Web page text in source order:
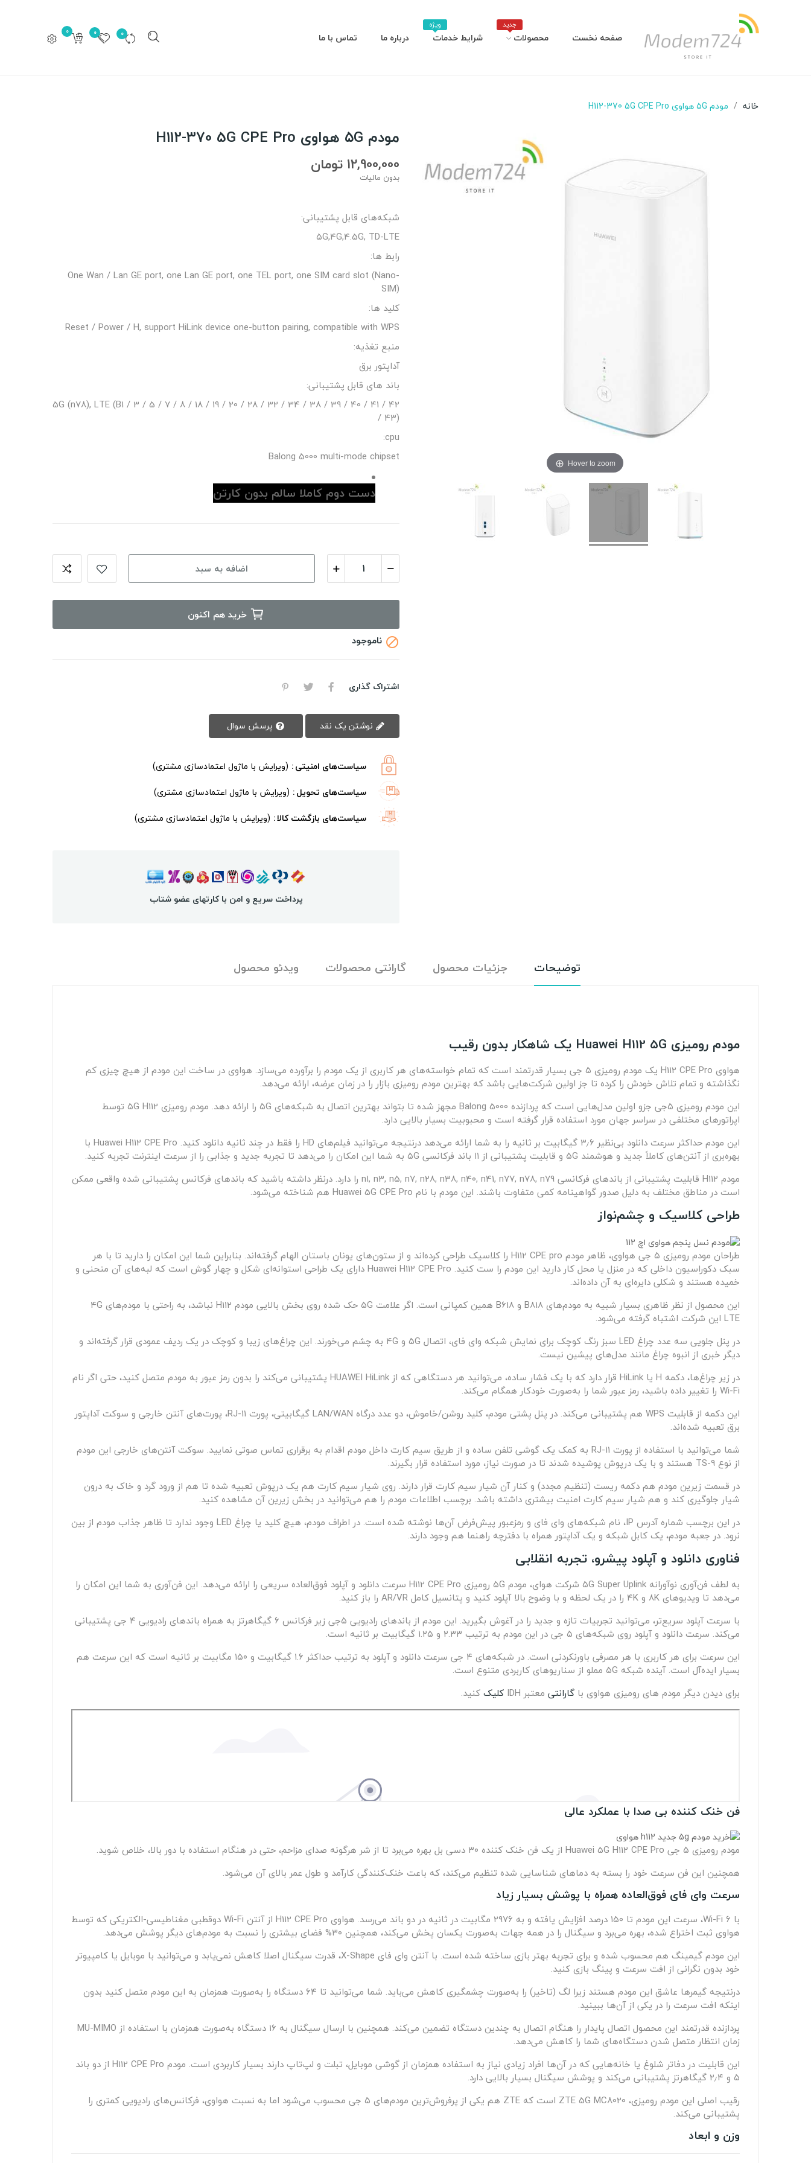
صفحه نخست محصولات
جدید
شرایط خدمات
ویژه
درباره ما تماس با ما 0
0
0
خانه مودم ۵G هواوی H112-370 5G CPE Pro
Hover to zoom
مودم ۵G هواوی H112-370 5G CPE Pro
12,900,000 تومان
بدون مالیات
شبکه‌های قابل پشتیبانی:
۵G,4G,4.5G, TD-LTE
رابط ها:
One Wan / Lan GE port, one Lan GE port, one TEL port, one SIM card slot (Nano-
SIM)
کلید ها:
Reset / Power / H, support HiLink device one-button pairing, compatible with WPS
منبع تغذیه:
آداپتور برق
باند های قابل پشتیبانی:
5G (n78), LTE (B1 / 3 / 5 / 7 / 8 / 18 / 19 / 20 / 28 / 32 / 34 / 38 / 39 / 40 / 41 / 42
/ 43)
cpu:
Balong 5000 multi-mode chipset
دست دوم کاملا سالم بدون کارتن
اضافه به سبد
خرید هم اکنون
 ناموجود
اشتراک گذاری
سیاست‌های امنیتی (ویرایش با ماژول اعتمادسازی مشتری)
سیاست‌های تحویل (ویرایش با ماژول اعتمادسازی مشتری)
سیاست‌های بازگشت کالا (ویرایش با ماژول اعتمادسازی مشتری)
پرداخت سریع و امن با کارتهای عضو شتاب
توضیحات جزئیات محصول گارانتی محصولات ویدئو محصول
مودم رومیزی Huawei H112 5G یک شاهکار بدون رقیب
هواوی H112 CPE Pro یک مودم رومیزی ۵ جی بسیار قدرتمند است که تمام خواسته‌های هر کاربری از یک مودم را برآورده می‌سازد. هواوی در ساخت این مودم از هیچ چیزی کم
نگذاشته و تمام تلاش خودش را کرده تا جز اولین شرکت‌هایی باشد که بهترین مودم رومیزی بازار را در زمان عرضه، ارائه می‌دهد.
این مودم رومیزی ۵جی جزو اولین مدل‌هایی است که پردازنده Balong 5000 مجهز شده تا بتواند بهترین اتصال به شبکه‌های ۵G را ارائه دهد. مودم رومیزی ۵G H112 توسط
اپراتورهای مختلفی در سراسر جهان مورد استفاده قرار گرفته است و محبوبیت بسیار بالایی دارد.
این مودم حداکثر سرعت دانلود بی‌نظیر ۳٫۶ گیگابیت بر ثانیه را به شما ارائه می‌دهد درنتیجه می‌توانید فیلم‌های HD را فقط در چند ثانیه دانلود کنید. Huawei H112 CPE Pro با
بهره‌بری از آنتن‌های کاملاً جدید و هوشمند ۵G و قابلیت پشتیبانی از ۱۱ باند فرکانسی ۵G به شما این امکان را می‌دهد تا تجربه جدید و جذابی را از سرعت اینترنت تجربه کنید.
مودم H112 قابلیت پشتیبانی از باندهای فرکانسی n1, n3, n5, n7, n28, n38, n40, n41, n77, n78, n79 را دارد. درنظر داشته باشید که باندهای فرکانس پشتیبانی شده واقعی ممکن
است در مناطق مختلف به دلیل صدور گواهینامه کمی متفاوت باشند. این مودم با نام Huawei 5G CPE Pro هم شناخته می‌شود.
طراحی کلاسیک و چشم‌نواز
طراحان مودم رومیزی ۵ جی هواوی، ظاهر مودم H112 CPE pro را کلاسیک طراحی کرده‌اند و از ستون‌های یونان باستان الهام گرفته‌اند. بنابراین شما این امکان را دارید تا با هر
سبک دکوراسیون داخلی که در منزل یا محل کار دارید این مودم را ست کنید. Huawei H112 CPE Pro دارای یک طراحی استوانه‌ای شکل و چهار گوش است که لبه‌های آن منحنی و
خمیده هستند و شکلی دایره‌ای به آن داده‌اند.
این محصول از نظر ظاهری بسیار شبیه به مودم‌های B818 و B618 همین کمپانی است. اگر علامت ۵G حک شده روی بخش بالایی مودم H112 نباشد، به راحتی با مودم‌های ۴G
LTE این شرکت اشتباه گرفته می‌شود.
در پنل جلویی سه عدد چراغ LED سبز رنگ کوچک برای نمایش شبکه وای فای، اتصال ۵G و ۴G به چشم می‌خورند. این چراغ‌های زیبا و کوچک در یک ردیف عمودی قرار گرفته‌اند و
دیگر خبری از انبوه چراغ مانند مدل‌های پیشین نیست.
در زیر چراغ‌ها، دکمه H یا HiLink قرار دارد که با یک فشار ساده، می‌توانید هر دستگاهی که از HUAWEI HiLink پشتیبانی می‌کند را بدون رمز عبور به مودم متصل کنید، حتی اگر نام
Wi-Fi را تغییر داده باشید، رمز عبور شما را به‌صورت خودکار همگام می‌کند.
این دکمه از قابلیت WPS هم پشتیبانی می‌کند. در پنل پشتی مودم، کلید روشن/خاموش، دو عدد درگاه LAN/WAN گیگابیتی، پورت RJ-11، پورت‌های آنتن خارجی و سوکت آداپتور
برق تعبیه شده‌اند.
شما می‌توانید با استفاده از پورت RJ-11 به کمک یک گوشی تلفن ساده و از طریق سیم کارت داخل مودم اقدام به برقراری تماس صوتی نمایید. سوکت آنتن‌های خارجی این مودم
از نوع TS-9 هستند و با یک درپوش پوشیده شدند تا در صورت نیاز، مورد استفاده قرار بگیرند.
در قسمت زیرین مودم هم دکمه ریست (تنظیم مجدد) و کنار آن شیار سیم کارت قرار دارند. روی شیار سیم کارت هم یک درپوش تعبیه شده تا هم از ورود گرد و خاک به درون
شیار جلوگیری کند و هم شیار سیم کارت امنیت بیشتری داشته باشد. برچسب اطلاعات مودم را هم می‌توانید در بخش زیرین آن مشاهده کنید.
در این برچسب شماره آدرس IP، نام شبکه‌های وای فای و رمزعبور پیش‌فرض آن‌ها نوشته شده است. در اطراف مودم، هیچ کلید یا چراغ LED وجود ندارد تا ظاهر جذاب مودم از بین
نرود. در جعبه مودم، یک کابل شبکه و یک آداپتور همراه با دفترچه راهنما هم وجود دارند.
فناوری دانلود و آپلود پیشرو، تجربه انقلابی
به لطف فن‌آوری نوآورانه ۵G Super Uplink شرکت هوای، مودم ۵G رومیزی H112 CPE Pro سرعت دانلود و آپلود فوق‌العاده سریعی را ارائه می‌دهد. این فن‌آوری به شما این امکان را
می‌دهد تا ویدیوهای ۸K و ۴K را در یک لحظه و با وضوح بالا آپلود کنید و پتانسیل کامل AR/VR را باز کنید.
با سرعت آپلود سریع‌تر، می‌توانید تجربیات تازه و جدید را در آغوش بگیرید. این مودم از باندهای رادیویی ۵جی زیر فرکانس ۶ گیگاهرتز به همراه باندهای رادیویی ۴ جی پشتیبانی
می‌کند. سرعت دانلود و آپلود روی شبکه‌های ۵ جی در این مودم به ترتیب ۲.۳۳ و ۱.۲۵ گیگابیت بر ثانیه است.
این سرعت برای هر کاربری با هر مصرفی باورنکردنی است. در شبکه‌های ۴ جی سرعت دانلود و آپلود به ترتیب حداکثر ۱.۶ گیگابیت و ۱۵۰ مگابیت بر ثانیه است که این سرعت هم
بسیار ایده‌آل است. آینده شبکه ۵G مملو از سناریوهای کاربردی متنوع است.
برای دیدن دیگر مودم های رومیزی هواوی با گارانتی معتبر IDH کلیککنید.
فن خنک کننده بی صدا با عملکرد عالی
مودم رومیزی ۵ جی Huawei 5G H112 CPE Pro از یک فن خنک کننده ۳۰ دسی بل بهره می‌برد تا از شر هرگونه صدای مزاحم، حتی در هنگام استفاده با دور بالا، خلاص شوید.
همچنین این فن سرعت خود را بسته به دماهای شناسایی شده تنظیم می‌کند، که باعت خنک‌کنندگی کارآمد و طول عمر بالای آن می‌شود.
سرعت وای فای فوق‌العاده همراه با پوشش بسیار زیاد
با Wi-Fi 6، سرعت این مودم تا ۱۵۰ درصد افزایش یافته و به ۲۹۷۶ مگابیت در ثانیه در دو باند می‌رسد. هواوی H112 CPE Pro از آنتن Wi-Fi دوقطبی مغناطیسی-الکتریکی که توسط
هواوی ثبت اختراع شده، بهره می‌برد و سیگنال را در همه جهات به‌صورت یکسان پخش می‌کند، همچنین ۳۰% فضای بیشتری را نسبت به مودم‌های دیگر پوشش می‌دهد.
این مودم گیمینگ هم محسوب شده و برای تجربه بهتر بازی ساخته شده است. با آنتن وای فای X-Shape، قدرت سیگنال اصلا کاهش نمی‌یابد و می‌توانید با موبایل یا کامپیوتر
خود بدون نگرانی از افت سرعت و پینگ بازی کنید.
درنتیجه گیمرها عاشق این مودم هستند زیرا لگ (تاخیر) را به‌صورت چشمگیری کاهش می‌باید. شما می‌توانید تا ۶۴ دستگاه را به‌صورت همزمان به این مودم متصل کنید بدون
اینکه افت سرعت را در یکی از آن‌ها ببینید.
پردازنده قدرتمند این محصول اتصال پایدار را هنگام اتصال به چندین دستگاه تضمین می‌کند. همچنین با ارسال سیگنال به ۱۶ دستگاه به‌صورت همزمان با استفاده از MU-MIMO
زمان انتظار متصل شدن دستگاه‌های شما را کاهش می‌دهد.
این قابلیت در دفاتر شلوغ یا خانه‌هایی که در آن‌ها افراد زیادی نیاز به استفاده همزمان از گوشی موبایل، تبلت و لپ‌تاپ دارند بسیار کاربردی است. مودم H112 CPE Pro از دو باند
۵ و ۲٫۴ گیگاهرتز پشتیبانی می‌کند و پوشش سیگنال بسیار بالایی دارد.
رقیب اصلی این مودم رومیزی، ZTE 5G MC8020 است که ZTE هم یکی از پرفروش‌ترین مودم‌های ۵ جی محسوب می‌شود اما به نسبت هواوی، فرکانس‌های رادیویی کمتری را
پشتیبانی می‌کند.
وزن و ابعاد